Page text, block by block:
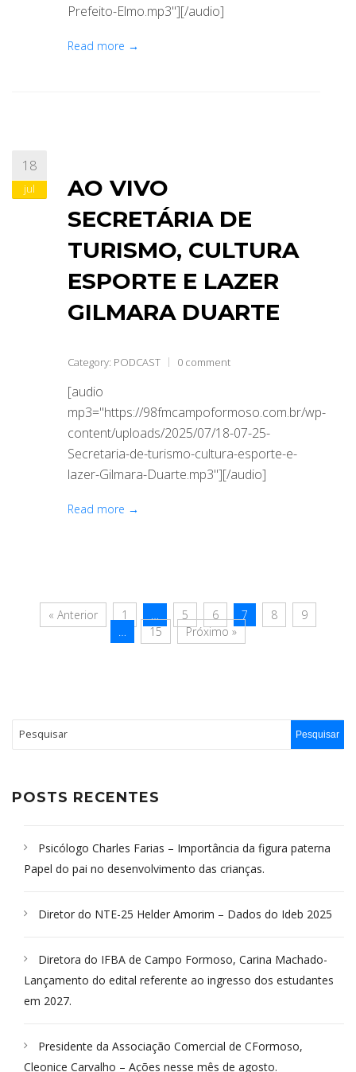
Prefeito-Elmo.mp3"][/audio]
Read more →
18
jul
AO VIVO
SECRETÁRIA DE
TURISMO, CULTURA
ESPORTE E LAZER
GILMARA DUARTE
Category: PODCAST 0 comment
[audio
mp3="https://98fmcampoformoso.com.br/wp-
content/uploads/2025/07/18-07-25-
Secretaria-de-turismo-cultura-esporte-e-
lazer-Gilmara-Duarte.mp3"][/audio]
Read more →
« Anterior 1 … 5 6 7 8
9
…
15 Próximo »
POSTS RECENTES
Psicólogo Charles Farias – Importância da figura paterna
Papel do pai no desenvolvimento das crianças.
Diretor do NTE-25 Helder Amorim – Dados do Ideb 2025
Diretora do IFBA de Campo Formoso, Carina Machado-
Lançamento do edital referente ao ingresso dos estudantes
em 2027.
Presidente da Associação Comercial de CFormoso,
Cleonice Carvalho – Ações nesse mês de agosto.